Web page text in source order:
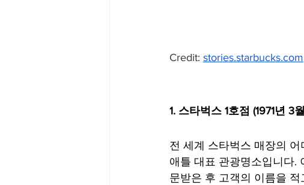
Credit: stories.starbucks.com
1. 스타벅스 1호점 (1971년 3
전 세계 스타벅스 매장의
애틀 대표 관광명소입니다.
문받은 후 고객의 이름을